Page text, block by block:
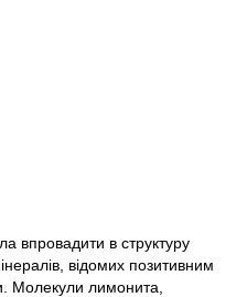
впровадити в структуру
відомих позитивним
Молекули лимонита,